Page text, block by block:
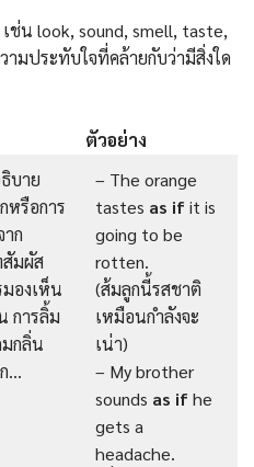
ช่น look, sound, smell, taste,
มประทับใจที่คล้ายกับว่ามีสิ่งใด
ตัวอย่าง
บาย
หรือการ
าก
มผัส
มองเห็น
การลิ้ม
มกลิ่น
…
– The orange
tastes as ifit is
going to be
rotten.
(ส้มลูกนี้รสชาติ
เหมือนกำลังจะ
เน่า)
– My brother
sounds as ifhe
gets a
headache.